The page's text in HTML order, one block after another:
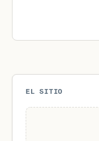
EL SITIO